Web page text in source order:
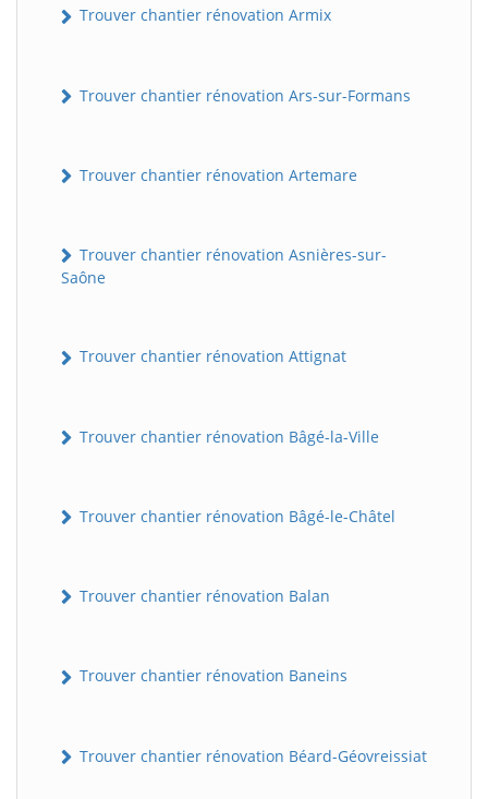
Trouver chantier rénovation Armix
Trouver chantier rénovation Ars-sur-Formans
Trouver chantier rénovation Artemare
Trouver chantier rénovation Asnières-sur-
Saône
Trouver chantier rénovation Attignat
Trouver chantier rénovation Bâgé-la-Ville
Trouver chantier rénovation Bâgé-le-Châtel
Trouver chantier rénovation Balan
Trouver chantier rénovation Baneins
Trouver chantier rénovation Béard-Géovreissiat